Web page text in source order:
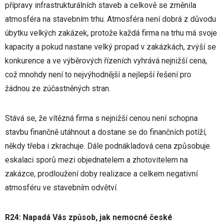
přípravy infrastrukturálních staveb a celkově se změnila
atmosféra na stavebním trhu. Atmosféra není dobrá z důvodu
úbytku velkých zakázek, protože každá firma na trhu má svoje
kapacity a pokud nastane velký propad v zakázkách, zvýší se
konkurence a ve výběrových řízeních vyhrává nejnižší cena,
což mnohdy není to nejvýhodnější a nejlepší řešení pro
žádnou ze zúčastněných stran.
Stává se, že vítězná firma s nejnižší cenou není schopna
stavbu finančně utáhnout a dostane se do finančních potíží,
někdy třeba i zkrachuje. Dále podnákladová cena způsobuje
eskalaci sporů mezi objednatelem a zhotovitelem na
zakázce, prodloužení doby realizace a celkem negativní
atmosféru ve stavebním odvětví.
R24: Napadá Vás způsob, jak nemocné české